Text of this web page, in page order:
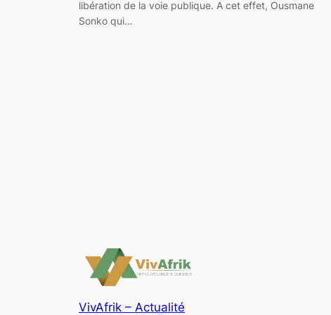
libération de la voie publique. A cet effet, Ousmane
Sonko qui…
VivAfrik – Actualité